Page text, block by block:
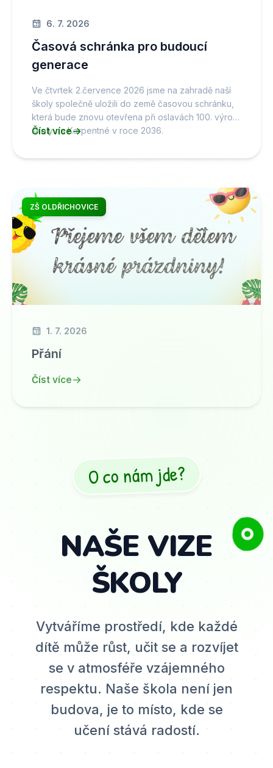
6. 7. 2026
Časová schránka pro budoucí
generace
Ve čtvrtek 2.července 2026 jsme na zahradě naší
školy společně uložili do země časovou schránku,
která bude znovu otevřena při oslavách 100. výročí
školy na Karpentné v roce 2036.
Číst více
ZŠ OLDŘICHOVICE
1. 7. 2026
Přání
Číst více
O co nám jde?
NAŠE VIZE
ŠKOLY
Vytváříme prostředí, kde každé
dítě může růst, učit se a rozvíjet
se v atmosféře vzájemného
respektu. Naše škola není jen
budova, je to místo, kde se
učení stává radostí.